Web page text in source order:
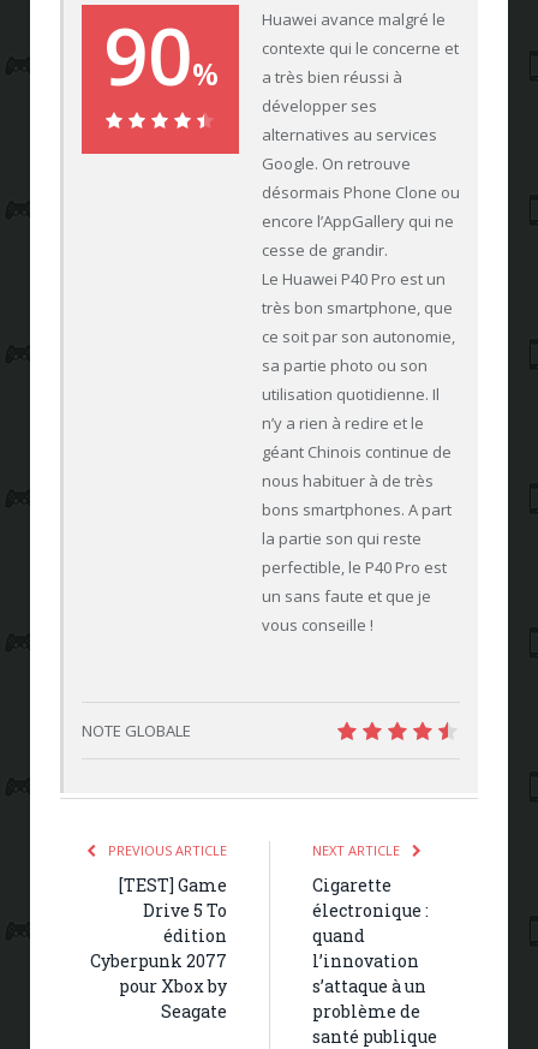
90%
90%
Huawei avance malgré le
contexte qui le concerne et
a très bien réussi à
développer ses
alternatives au services
Google. On retrouve
désormais Phone Clone ou
encore l’AppGallery qui ne
cesse de grandir.
Le Huawei P40 Pro est un
très bon smartphone, que
ce soit par son autonomie,
sa partie photo ou son
utilisation quotidienne. Il
n’y a rien à redire et le
géant Chinois continue de
nous habituer à de très
bons smartphones. A part
la partie son qui reste
perfectible, le P40 Pro est
un sans faute et que je
vous conseille !
NOTE GLOBALE
PREVIOUS ARTICLE
[TEST] Game
Drive 5 To
édition
Cyberpunk 2077
pour Xbox by
Seagate
NEXT ARTICLE
Cigarette
électronique :
quand
l’innovation
s’attaque à un
problème de
santé publique